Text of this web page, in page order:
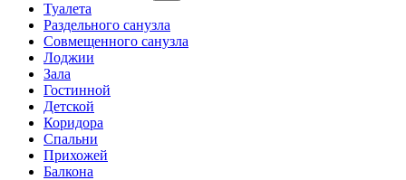
Туалета
Раздельного санузла
Совмещенного санузла
Лоджии
Зала
Гостинной
Детской
Коридора
Спальни
Прихожей
Балкона